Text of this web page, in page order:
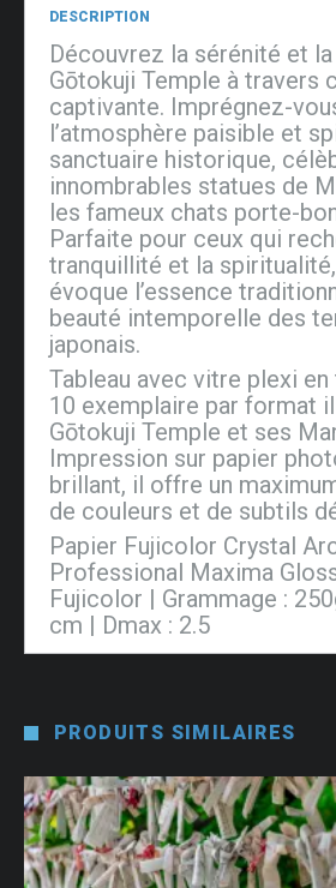
DESCRIPTION
Découvrez la sérénité et
Gōtokuji Temple à travers
captivante. Imprégnez-
l’atmosphère paisible et
sanctuaire historique,
innombrables statues de
les fameux chats porte-
Parfaite pour ceux qui
tranquillité et la
évoque l’essence
beauté intemporelle des
japonais.
Tableau avec vitre plexi
10 exemplaire par format
Gōtokuji Temple et ses
Impression sur papier
brillant, il offre un
de couleurs et de subtils
Papier Fujicolor Crystal
Professional Maxima
Fujicolor | Grammage :
cm | Dmax : 2.5
PRODUITS SIMILAIRES